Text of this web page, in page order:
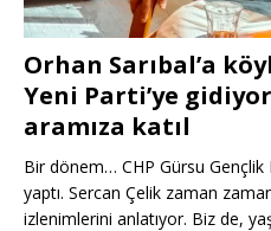
Orhan Sarıbal’a
Yeni Parti’ye
aramıza katıl
Bir dönem… CHP Gürsu
yaptı. Sercan Çelik zaman
izlenimlerini anlatıyor. Biz de,